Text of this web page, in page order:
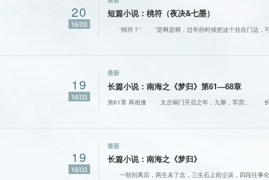
短篇小说：桃符（夜决&七墨）
“桃符？” “是啊是啊，过年的时候把这个挂在门边
20
16/03
最新
长篇小说：南海之《梦归》第61—68章
第61章 再相逢 太古铜门开启之年，九黎，军营。 长
19
16/03
最新
长篇小说：南海之《梦归》
一朝别离后，两生未了念，三生石上前尘误，四段往
19
16/03